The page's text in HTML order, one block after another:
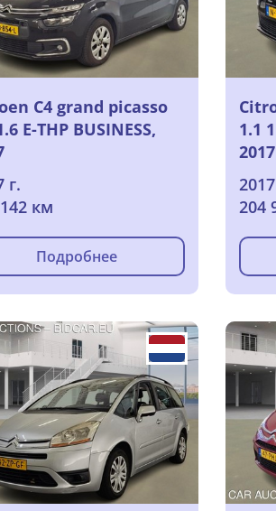
C4 grand picasso
E-THP BUSINESS,
г.
км
Подробнее
1.1
2017
204